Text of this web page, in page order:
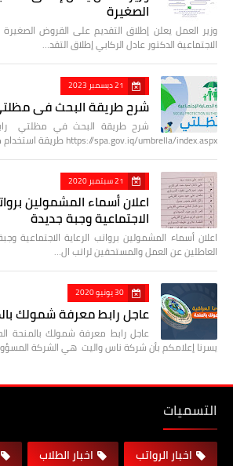
الصغيرة
وزير العمل يعلن إطلاق التقديم على القروض الصغيرة
الاجتماعية الدكتور عادل الركابي إطلاق التقد…
21 ديسمبر 2023
شرح طريقة البحث في
شرح طريقة البحث في مظلتي
https://spa.gov.iq/umbrella/index.aspx طريقة استخدام مظلتي ادخل الى …
21 سبتمبر 2020
اعلان أسماء المشمولين
الاجتماعية وجبة جديدة
اعلان أسماء المشمولين برواتب الرعاية الاجتماعية
العاطلين عن العمل والمستحقين لراتب ال…
30 يونيو 2020
عاجل رابط معرفة شمولك
عاجل رابط معرفة شمولك بالمنحة
يسرنا إعلامكم بأن شركة ناس واليت هي الشركة
التسميات
اخبار الرواتب اخبار الطلاب